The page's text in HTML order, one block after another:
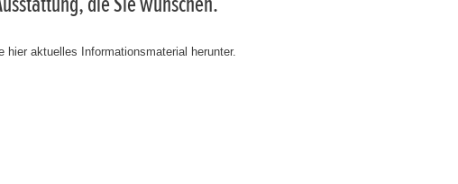
aktuelles Informationsmaterial herunter.